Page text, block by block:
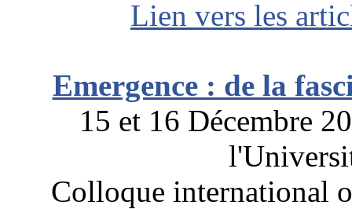
Lien vers les
Emergence : de la
15 et 16 Décembre
Colloque international